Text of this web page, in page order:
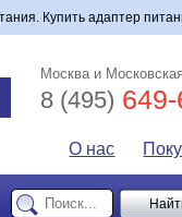
Купить адаптер
Москва и
8 (495)
О нас